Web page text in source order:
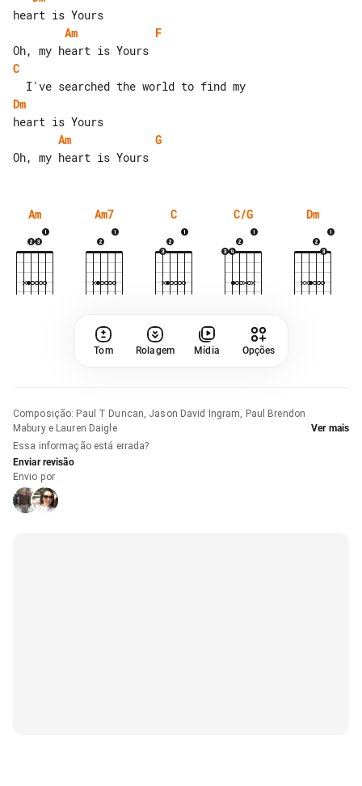
Am
F
C
Dm
Am
G
Am Am7 C C/G Dm
Tom Rolagem Mídia Opções
Composição: Paul T Duncan, Jason David Ingram, Paul Brendon
Mabury e Lauren Daigle
Ver mais
Essa informação está errada?
Enviar revisão
Envio por